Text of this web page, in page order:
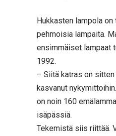
Hukkasten lampola on
pehmoisia lampaita.
ensimmäiset lampaat
1992.
– Siitä katras on sitten
kasvanut
on noin 160
isäpässiä.
Tekemistä siis riittää.